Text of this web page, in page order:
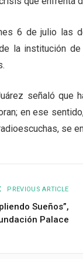
6 de julio las
la institución
señaló que
en ese
se
PREVIOUS ARTICLE
Sueños”,
Palace